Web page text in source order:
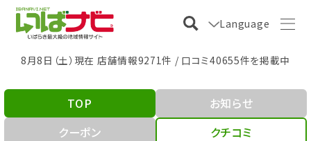
Language
8月8日（土）現在 店舗情報9271件 / 口コミ40655件を掲載中
TOP
お知らせ
クーポン
クチコミ